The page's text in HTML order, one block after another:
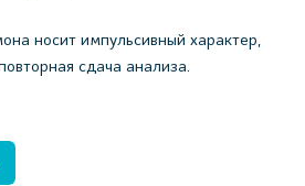
носит импульсивный характер,
сдача анализа.